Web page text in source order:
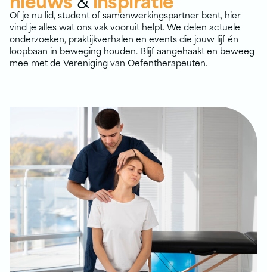
Of je nu lid, student of samenwerkings­partner bent, hier
vind je alles wat ons vak vooruit helpt. We delen actuele
onderzoeken, praktijk­verhalen en events die jouw lijf én
loopbaan in beweging houden. Blijf aangehaakt en beweeg
mee met de Vereniging van Oefentherapeuten.